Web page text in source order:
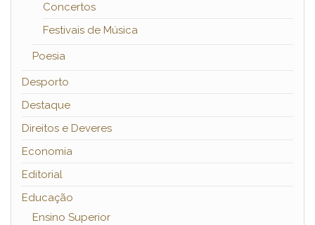
Concertos
Festivais de Música
Poesia
Desporto
Destaque
Direitos e Deveres
Economia
Editorial
Educação
Ensino Superior